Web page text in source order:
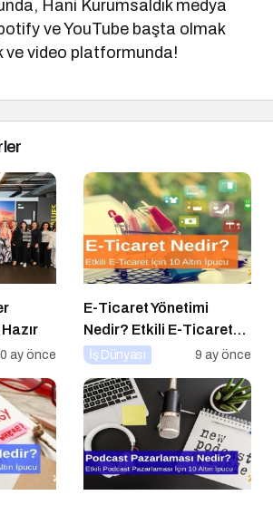
Hani Kurumsaldık medya
ve YouTube başta olmak
ve video platformunda!
ay önce
E-Ticaret Yönetimi
Nedir? Etkili E-Ticaret
Yönetimi İçin 10 Altın
İş Dünyası 9 ay önce